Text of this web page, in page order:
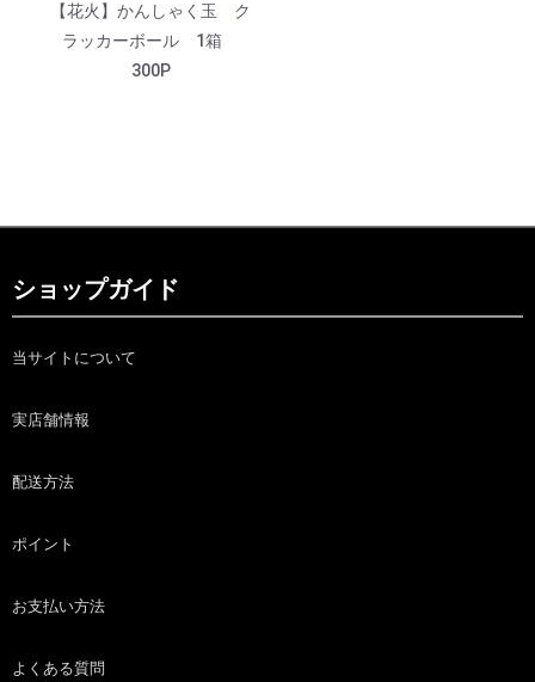
【花火】かんしゃく玉 ク
ラッカーボール 1箱
300P
ショップガイド
当サイトについて
実店舗情報
配送方法
ポイント
お支払い方法
よくある質問